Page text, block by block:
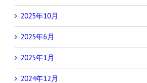
2025年10月
2025年6月
2025年1月
2024年12月